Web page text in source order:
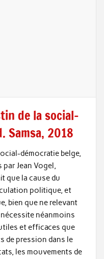
de la social-
Samsa, 2018
démocratie belge,
Jean Vogel,
que la cause du
politique, et
bien que ne relevant
néanmoins
et efficaces que
de pression dans le
les mouvements de